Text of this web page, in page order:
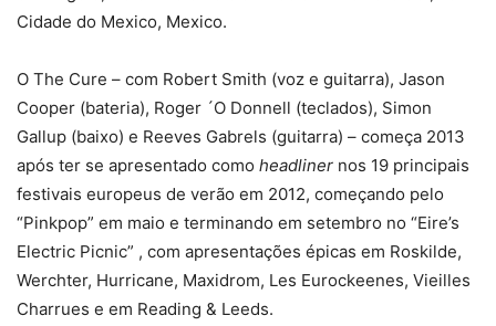
Cidade do Mexico, Mexico.
O The Cure – com Robert Smith (voz e guitarra), Jason
Cooper (bateria), Roger ´O Donnell (teclados), Simon
Gallup (baixo) e Reeves Gabrels (guitarra) – começa 2013
após ter se apresentado como headliner nos 19 principais
festivais europeus de verão em 2012, começando pelo
“Pinkpop” em maio e terminando em setembro no “Eire’s
Electric Picnic” , com apresentações épicas em Roskilde,
Werchter, Hurricane, Maxidrom, Les Eurockeenes, Vieilles
Charrues e em Reading & Leeds.